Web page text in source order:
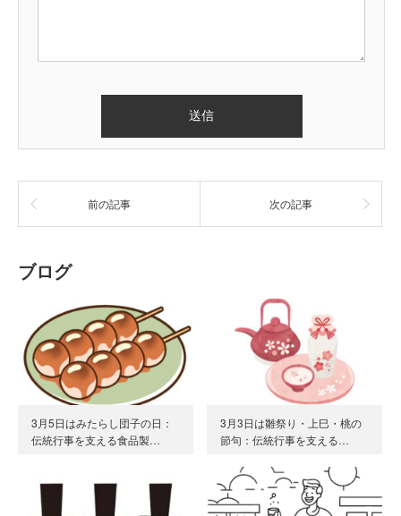
前の記事 次の記事
ブログ
3月5日はみたらし団子の日：
伝統行事を支える食品製…
3月3日は雛祭り・上巳・桃の
節句：伝統行事を支える…